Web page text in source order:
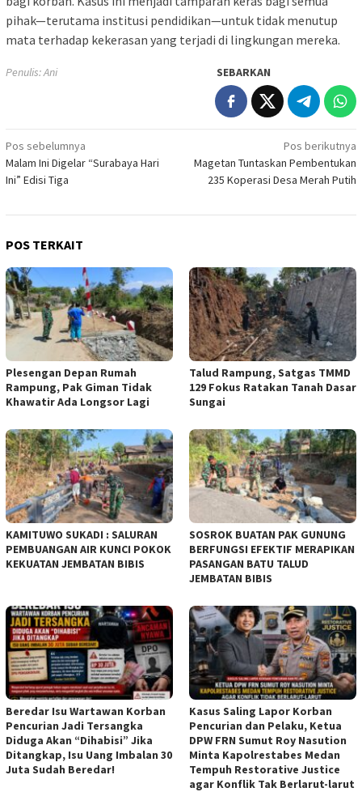
pihak—terutama institusi pendidikan—untuk tidak menutup
mata terhadap kekerasan yang terjadi di lingkungan mereka.
Penulis: Ani SEBARKAN
Navigasi
pos
Pos sebelumnya
Malam Ini Digelar “Surabaya Hari
Ini” Edisi Tiga
Pos berikutnya
Magetan Tuntaskan Pembentukan
235 Koperasi Desa Merah Putih
POS TERKAIT
Plesengan Depan Rumah
Rampung, Pak Giman Tidak
Khawatir Ada Longsor Lagi
Talud Rampung, Satgas TMMD
129 Fokus Ratakan Tanah Dasar
Sungai
KAMITUWO SUKADI : SALURAN
PEMBUANGAN AIR KUNCI POKOK
KEKUATAN JEMBATAN BIBIS
SOSROK BUATAN PAK GUNUNG
BERFUNGSI EFEKTIF MERAPIKAN
PASANGAN BATU TALUD
JEMBATAN BIBIS
Beredar Isu Wartawan Korban
Pencurian Jadi Tersangka
Diduga Akan “Dihabisi” Jika
Ditangkap, Isu Uang Imbalan 30
Juta Sudah Beredar!
Kasus Saling Lapor Korban
Pencurian dan Pelaku, Ketua
DPW FRN Sumut Roy Nasution
Minta Kapolrestabes Medan
Tempuh Restorative Justice
agar Konflik Tak Berlarut-larut